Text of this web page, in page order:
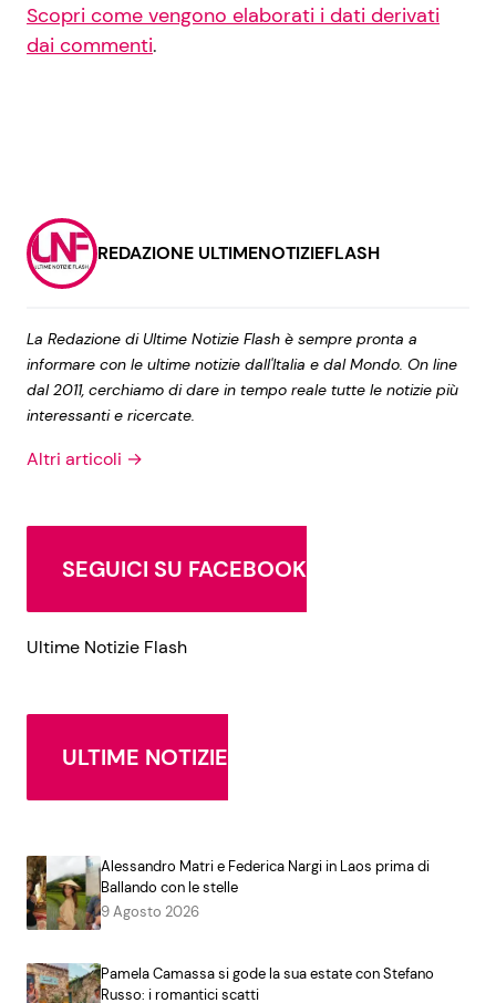
Scopri come vengono elaborati i dati derivati
dai commenti.
REDAZIONE ULTIMENOTIZIEFLASH
La Redazione di Ultime Notizie Flash è sempre pronta a
informare con le ultime notizie dall'Italia e dal Mondo. On line
dal 2011, cerchiamo di dare in tempo reale tutte le notizie più
interessanti e ricercate.
Altri articoli →
SEGUICI SU FACEBOOK
Ultime Notizie Flash
ULTIME NOTIZIE
Alessandro Matri e Federica Nargi in Laos prima di
Ballando con le stelle
9 Agosto 2026
Pamela Camassa si gode la sua estate con Stefano
Russo: i romantici scatti